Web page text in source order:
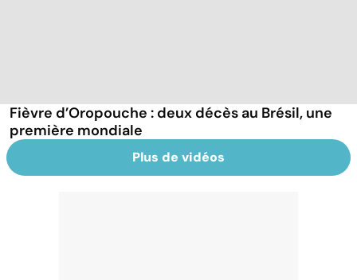
Fièvre d’Oropouche : deux décès au Brésil, une
première mondiale
Plus de vidéos